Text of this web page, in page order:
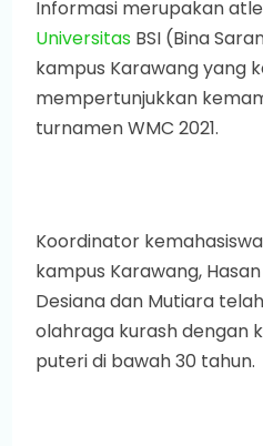
Informasi merupakan
Universitas BSI (Bina
kampus Karawang yang
mempertunjukkan
turnamen WMC 2021.
Koordinator
kampus Karawang,
Desiana dan Mutiara
olahraga kurash dengan
puteri di bawah 30 tahun.